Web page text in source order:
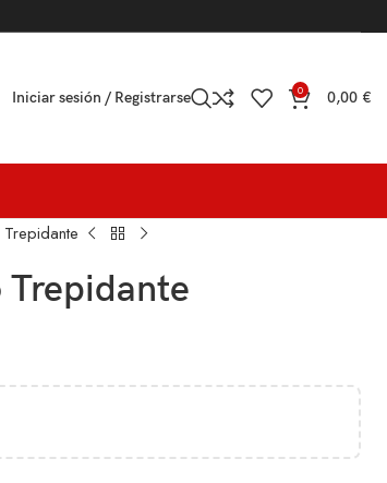
Iniciar sesión / Registrarse 0 0,00 €
Trepidante